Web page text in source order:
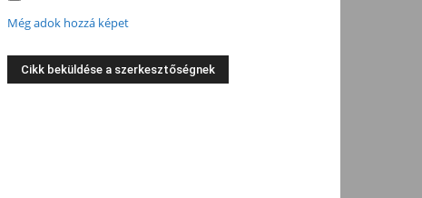
Még adok hozzá képet